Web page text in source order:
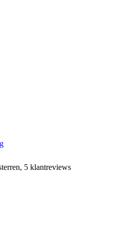
5 klantreviews